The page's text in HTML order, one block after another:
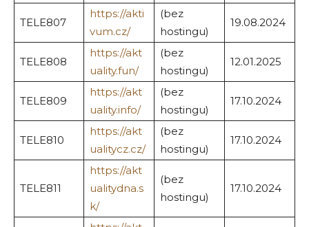
TELE807
https://akti
vum.cz/
(bez
hostingu)
19.08.2024
TELE808
https://akt
uality.fun/
(bez
hostingu)
12.01.2025
TELE809
https://akt
uality.info/
(bez
hostingu)
17.10.2024
TELE810
https://akt
ualitycz.cz/
(bez
hostingu)
17.10.2024
TELE811
https://akt
ualitydna.s
k/
(bez
hostingu)
17.10.2024